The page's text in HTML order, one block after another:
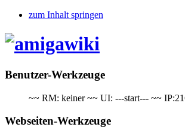
zum Inhalt springen
Benutzer-Werkzeuge
~~ RM: keiner ~~ UI: ---start--- ~~
Webseiten-Werkzeuge